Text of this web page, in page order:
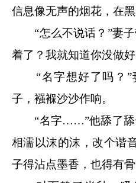
信息像无声的烟花，在黑
“怎么不说话？”妻子
着了？我就知道你没做
“名字想好了吗？”
子，襁褓沙沙作响。
“名字……”他舔了舔干
相濡以沫的沫，改个
子得沾点墨香，也得有